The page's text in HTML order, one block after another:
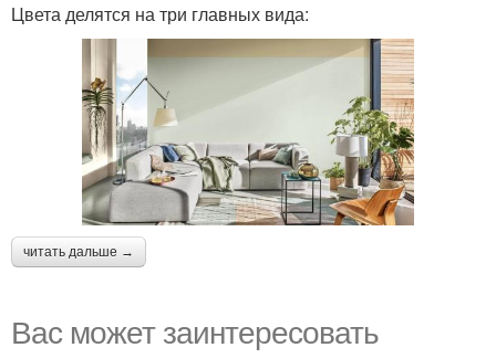
Цвета делятся на три главных вида:
читать дальше →
Вас может заинтересовать